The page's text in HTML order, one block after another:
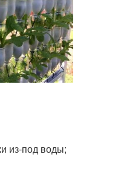
из-под воды;